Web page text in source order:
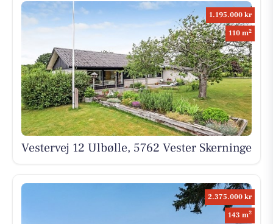
1.195.000 kr
110 m2
Vestervej 12 Ulbølle, 5762 Vester Skerninge
2.375.000 kr
143 m2